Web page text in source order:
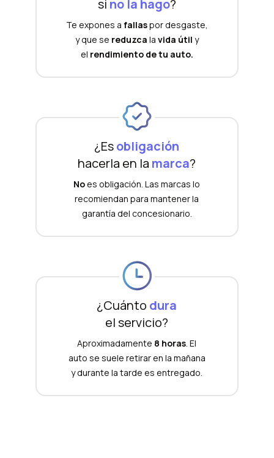
si no la hago?
Te expones a fallaspor desgaste,
y que se reduzca la vida útil y
el rendimiento de tu auto.
¿Esobligación
hacerla en la marca?
Noes obligación. Las marcas lo
recomiendan para mantener la
garantía del concesionario.
¿Cuánto dura
el servicio?
Aproximadamente 8 horas . El
auto se suele retirar en la mañana
y durante la tarde es entregado.